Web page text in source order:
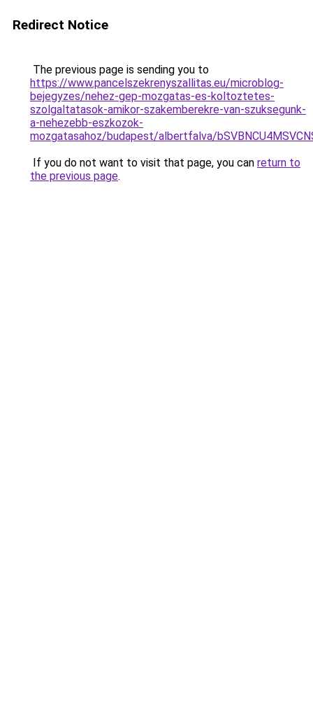
Redirect Notice
The previous page is sending you to
https://www.pancelszekrenyszallitas.eu/microblog-
bejegyzes/nehez-gep-mozgatas-es-koltoztetes-
szolgaltatasok-amikor-szakemberekre-van-szuksegunk-
a-nehezebb-eszkozok-
mozgatasahoz/budapest/albertfalva/
If you do not want to visit that page, you can return to
the previous page.